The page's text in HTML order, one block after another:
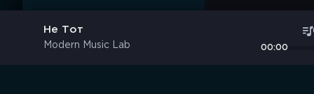
Не Тот
Modern Music Lab 00:00